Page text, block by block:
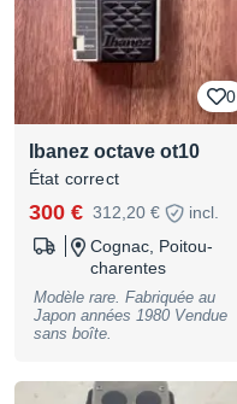
0
Ibanez octave ot10
État correct
300 € 312,20 €
incl.
Cognac, Poitou-
charentes
Modèle rare. Fabriquée au
Japon années 1980 Vendue
sans boîte.